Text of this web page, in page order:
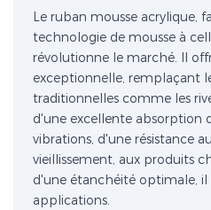
Le ruban mousse acrylique,
technologie de mousse à
révolutionne le marché. Il
exceptionnelle, remplaçant
traditionnelles comme les
d'une excellente absorption
vibrations, d'une résistance
vieillissement, aux produits
d'une étanchéité optimale, il
applications.